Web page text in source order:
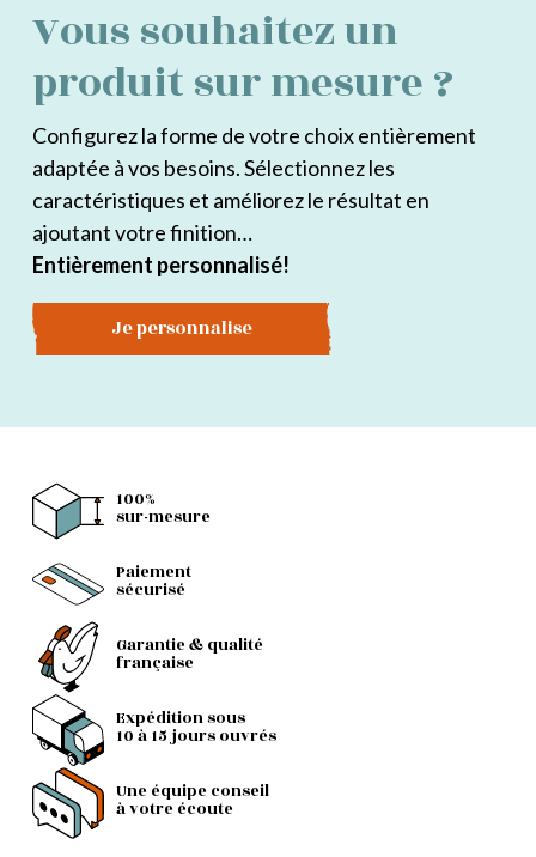
Vous souhaitez un
produit sur mesure ?
Configurez la forme de votre choix entièrement
adaptée à vos besoins. Sélectionnez les
caractéristiques et améliorez le résultat en
ajoutant votre finition…
Entièrement personnalisé!
Je personnalise
100%
sur-mesure
Paiement
sécurisé
Garantie & qualité
française
Expédition sous
10 à 15 jours ouvrés
Une équipe conseil
à votre écoute